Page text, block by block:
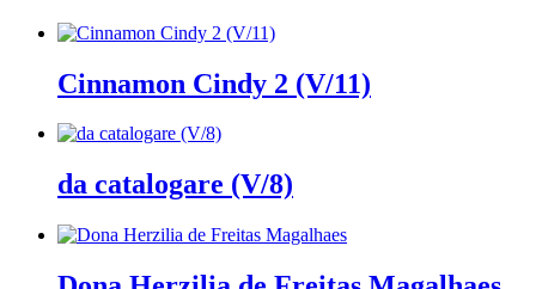
Cinnamon Cindy 2 (V/11)
da catalogare (V/8)